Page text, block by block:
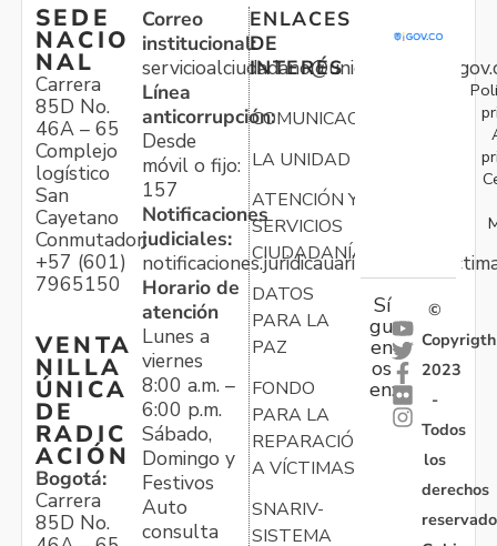
SEDE
NACIO
NAL
Carrera
85D No.
46A – 65
Complejo
logístico
San
Cayetano
Conmutador:
+57 (601)
7965150
VENTA
NILLA
ÚNICA
DE
RADIC
ACIÓN
Bogotá:
Carrera
85D No.
Correo
institucional:
Línea
anticorrupción:
Desde
móvil o fijo:
157
Notificaciones
judiciales:
Horario de
atención
Lunes a
viernes
8:00 a.m. –
6:00 p.m.
Sábado,
Domingo y
Festivos
Auto
consulta
ENLACES
DE
INTERÉS
COMUNICACIONES
LA UNIDAD
ATENCIÓN Y
SERVICIOS
CIUDADANÍA
DATOS
PARA LA
PAZ
FONDO
PARA LA
REPARACIÓN
A VÍCTIMAS
SNARIV-
SISTEMA
Sí
gu
en
os
en:
©
Copyrigth
2023
-
Todos
los
derechos